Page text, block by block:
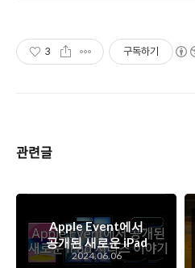
3 구독하기
관련글
Apple Event에서
공개된 새로운 iPad
시리즈 이야기
2024.06.06